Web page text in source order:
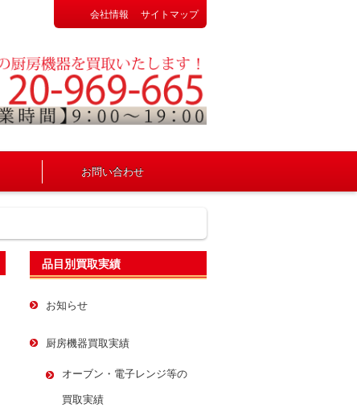
会社情報 サイトマップ
お問い合わせ
品目別買取実績
お知らせ
厨房機器買取実績
オーブン・電子レンジ等の
買取実績